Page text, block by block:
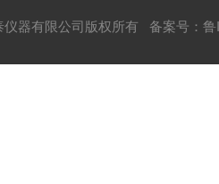
仪器有限公司版权所有 备案号：